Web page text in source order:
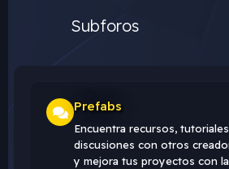
Subforos
Prefabs
Encuentra recursos,
discusiones con otros
y mejora tus proyectos con